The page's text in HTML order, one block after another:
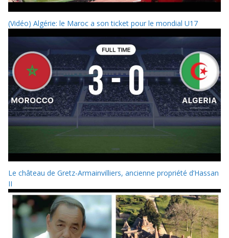
(Vidéo) Algérie: le Maroc a son ticket pour le mondial U17
Le château de Gretz-Armainvilliers, ancienne propriété d’Hassan
II